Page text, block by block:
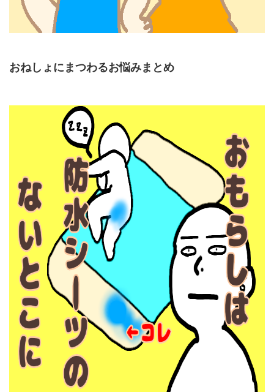
おねしょにまつわるお悩みまとめ